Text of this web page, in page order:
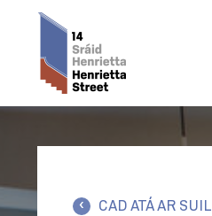
CAD ATÁ AR SUIL